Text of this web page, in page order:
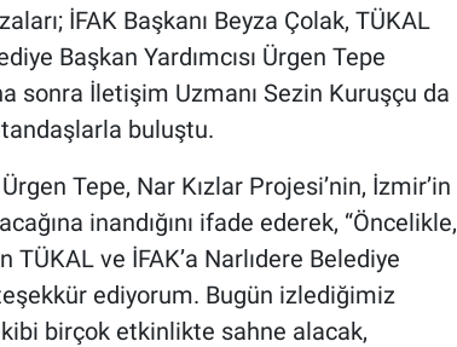
İFAK Başkanı Beyza Çolak, TÜKAL
Başkan Yardımcısı Ürgen Tepe
sonra İletişim Uzmanı Sezin Kuruşçu da
buluştu.
Tepe, Nar Kızlar Projesi’nin, İzmir’in
inandığını ifade ederek, “Öncelikle,
TÜKAL ve İFAK’a Narlıdere Belediye
teşekkür ediyorum. Bugün izlediğimiz
birçok etkinlikte sahne alacak,